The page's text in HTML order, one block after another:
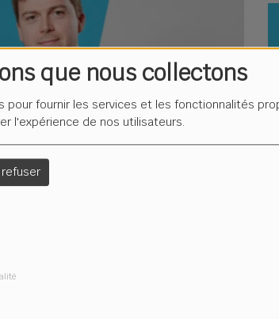
que nous collectons
pour fournir les services et les fonctionnalités
l'expérience de nos utilisateurs.